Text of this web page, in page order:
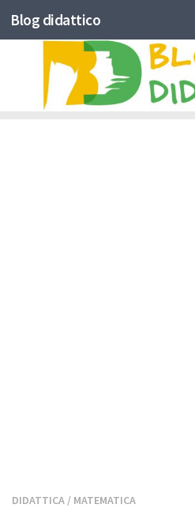
Skip to content
Blog didattico
DIDATTICA / MATEMATICA